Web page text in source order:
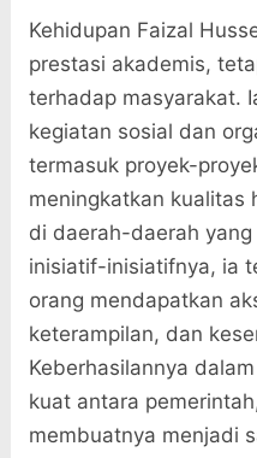
Kehidupan Faizal
prestasi akademis,
terhadap masyarakat.
kegiatan sosial dan
termasuk proyek-
meningkatkan kualitas
di daerah-daerah
inisiatif-inisiatifnya, ia
orang mendapatkan
keterampilan, dan
Keberhasilannya
kuat antara
membuatnya menjadi